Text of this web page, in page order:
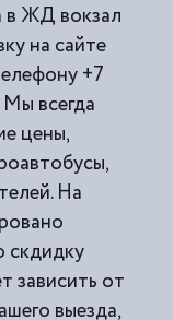
в ЖД вокзал
на сайте
+7
всегда
цены,
На
скдидку
зависить от
выезда,